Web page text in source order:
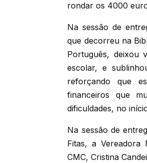
rondar os 4000
Na sessão de
que decorreu na
Português, deixou
escolar, e
reforçando que
financeiros que
dificuldades, no
Na sessão de
Fitas, a Vereadora
CMC, Cristina